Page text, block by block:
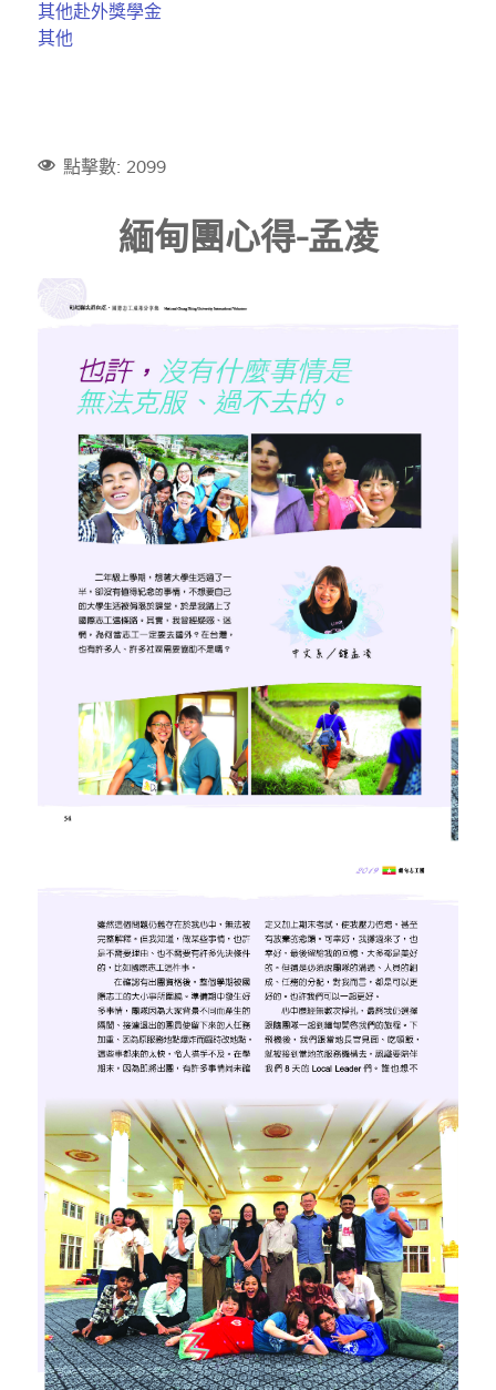
其他赴外獎學金
其他
點擊數: 2099
緬甸團心得-孟凌